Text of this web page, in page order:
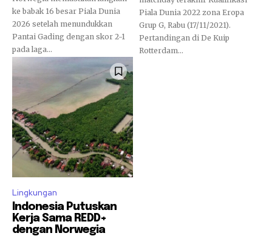
ke babak 16 besar Piala Dunia
2026 setelah menundukkan
Pantai Gading dengan skor 2-1
pada laga...
Piala Dunia 2022 zona Eropa
Grup G, Rabu (17/11/2021).
Pertandingan di De Kuip
Rotterdam...
Lingkungan
Indonesia Putuskan
Kerja Sama REDD+
dengan Norwegia